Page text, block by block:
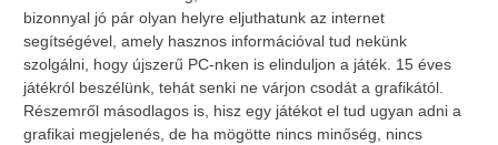
bizonnyal jó pár olyan helyre eljuthatunk az internet
segítségével, amely hasznos információval tud nekünk
szolgálni, hogy újszerű PC-nken is elinduljon a játék. 15 éves
játékról beszélünk, tehát senki ne várjon csodát a grafikától.
Részemről másodlagos is, hisz egy játékot el tud ugyan adni a
grafikai megjelenés, de ha mögötte nincs minőség, nincs